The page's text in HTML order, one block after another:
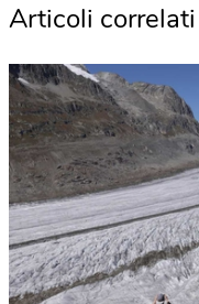
Articoli correlati